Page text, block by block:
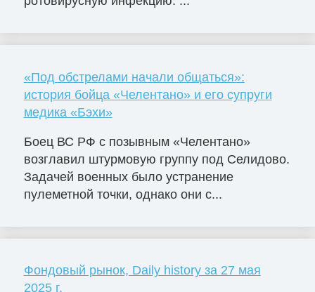
«Под обстрелами начали общаться»:
история бойца «Челентано» и его супруги
медика «Бэхи»
Боец ВС РФ с позывным «Челентано»
возглавил штурмовую группу под Селидово.
Задачей военных было устранение
пулеметной точки, однако они с...
Фондовый рынок, Daily history за 27 мая
2025 г.